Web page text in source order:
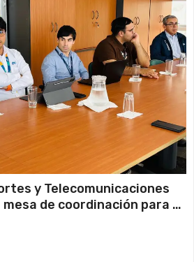
y Telecomunicaciones
de coordinación para el
en Iquique